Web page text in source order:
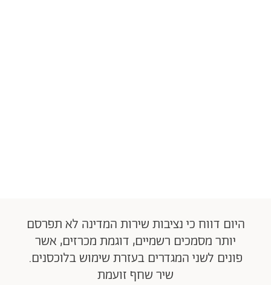
היום דווח כי נציבות שירות המדינה לא תפרסם
יותר מסמכים רשמיים, דוגמת מכרזים, אשר
פונים לשני המגדרים בעזרת שימוש בלוכסנים.
שיר שחף זועמת